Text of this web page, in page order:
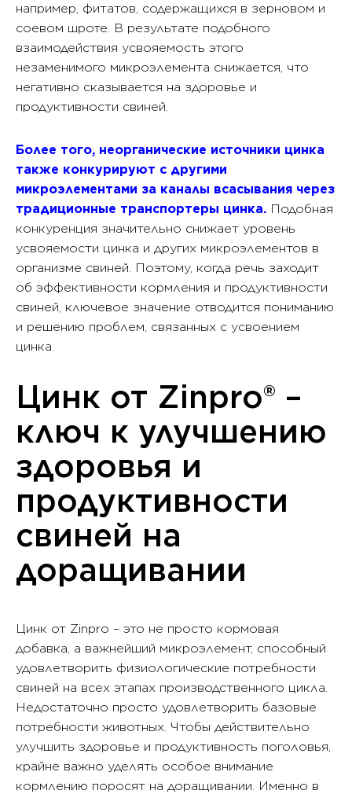
например, фитатов, содержащихся в зерновом и
соевом шроте. В результате подобного
взаимодействия усвояемость этого
незаменимого микроэлемента снижается, что
негативно сказывается на здоровье и
продуктивности свиней.
Более того, неорганические источники цинка
также конкурируют с другими
микроэлементами за каналы всасывания через
традиционные транспортеры цинка. Подобная
конкуренция значительно снижает уровень
усвояемости цинка и других микроэлементов в
организме свиней. Поэтому, когда речь заходит
об эффективности кормления и продуктивности
свиней, ключевое значение отводится пониманию
и решению проблем, связанных с усвоением
цинка.
Цинк от Zinpro® –
ключ к улучшению
здоровья и
продуктивности
свиней на
доращивании
Цинк от Zinpro – это не просто кормовая
добавка, а важнейший микроэлемент, способный
удовлетворить физиологические потребности
свиней на всех этапах производственного цикла.
Недостаточно просто удовлетворить базовые
потребности животных. Чтобы действительно
улучшить здоровье и продуктивность поголовья,
крайне важно уделять особое внимание
кормлению поросят на доращивании. Именно в